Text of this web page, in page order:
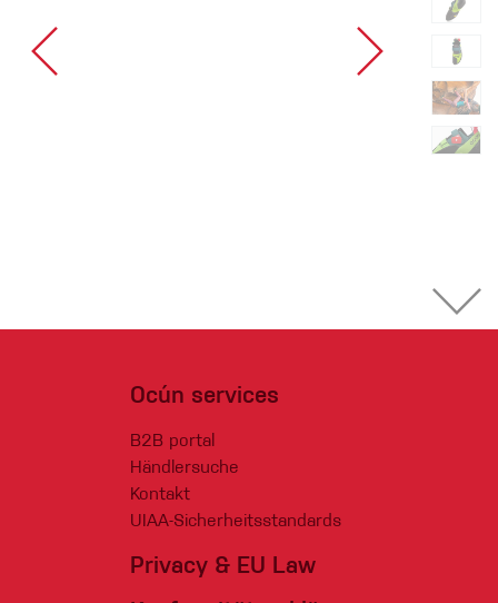
Ocún services
B2B portal
Händlersuche
Kontakt
UIAA-Sicherheitsstandards
Privacy & EU Law